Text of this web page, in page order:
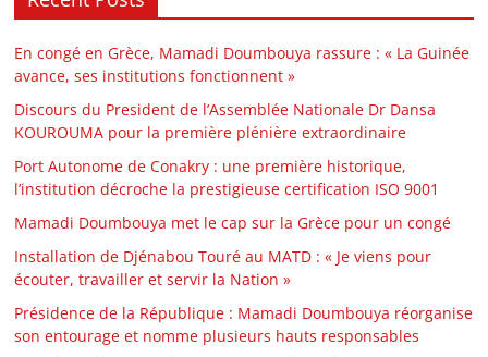
En congé en Grèce, Mamadi Doumbouya rassure : « La Guinée
avance, ses institutions fonctionnent »
Discours du President de l’Assemblée Nationale Dr Dansa
KOUROUMA pour la première plénière extraordinaire
Port Autonome de Conakry : une première historique,
l’institution décroche la prestigieuse certification ISO 9001
Mamadi Doumbouya met le cap sur la Grèce pour un congé
Installation de Djénabou Touré au MATD : « Je viens pour
écouter, travailler et servir la Nation »
Présidence de la République : Mamadi Doumbouya réorganise
son entourage et nomme plusieurs hauts responsables